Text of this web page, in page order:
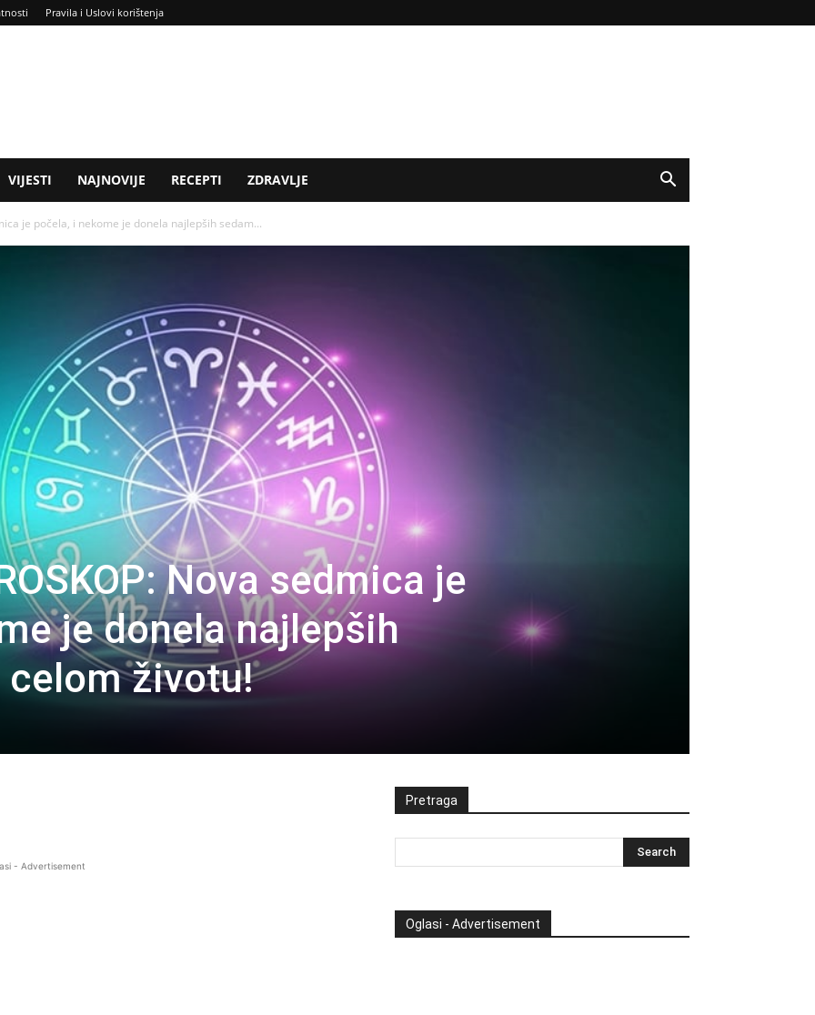
Pravila i Uslovi korištenja
VIJESTI NAJNOVIJE RECEPTI ZDRAVLJE
je počela, i nekome je donela najlepših sedam...
Nova sedmica je
je donela najlepših
celom životu!
- Advertisement
Pretraga
Oglasi - Advertisement